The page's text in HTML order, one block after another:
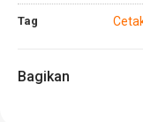
Tag
Bagikan